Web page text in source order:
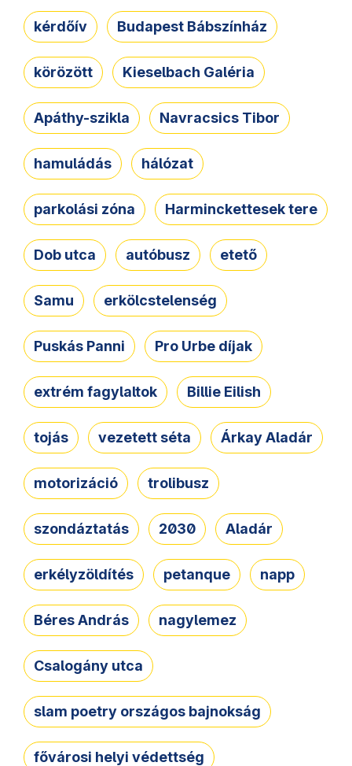
kérdőív Budapest Bábszínház
körözött Kieselbach Galéria
Apáthy-szikla Navracsics Tibor
hamuládás hálózat
parkolási zóna Harminckettesek tere
Dob utca autóbusz etető
Samu erkölcstelenség
Puskás Panni Pro Urbe díjak
extrém fagylaltok Billie Eilish
tojás vezetett séta Árkay Aladár
motorizáció trolibusz
szondáztatás 2030 Aladár
erkélyzöldítés petanque napp
Béres András nagylemez
Csalogány utca
slam poetry országos bajnokság
fővárosi helyi védettség